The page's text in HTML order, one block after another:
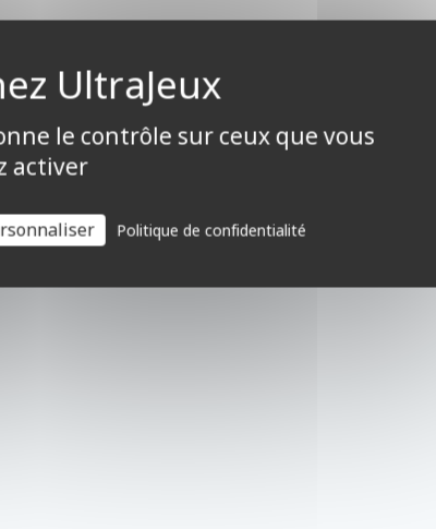
le contrôle sur ceux que vous
activer
Politique de confidentialité